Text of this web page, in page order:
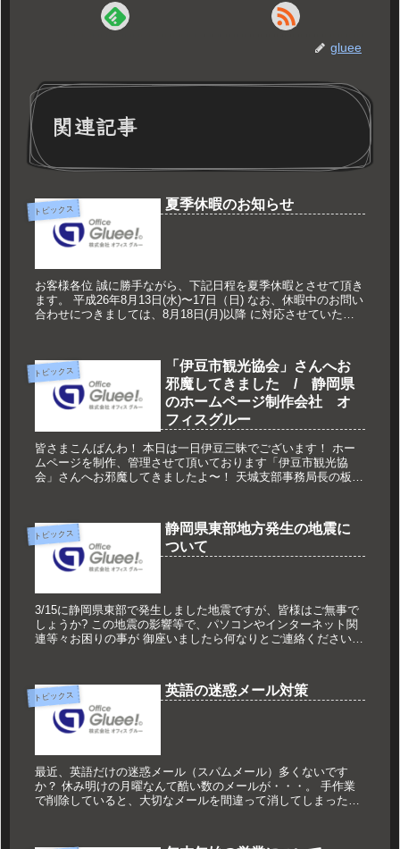
gluee
関連記事
トピックス 夏季休暇のお知らせ
お客様各位 誠に勝手ながら、下記日程を夏季休暇とさせて頂き
ます。 平成26年8月13日(水)〜17日（日) なお、休暇中のお問い
合わせにつきましては、8月18日(月)以降 に対応させていただ
トピックス
「伊豆市観光協会」さんへお
邪魔してきました / 静岡県
のホームページ制作会社 オ
フィスグルー
皆さまこんばんわ！ 本日は一日伊豆三昧でございます！ ホー
ムページを制作、管理させて頂いております「伊豆市観光協
会」さんへお邪魔してきましたよ〜！ 天城支部事務局長の板垣
トピックス
静岡県東部地方発生の地震に
ついて
3/15に静岡県東部で発生しました地震ですが、皆様はご無事で
しょうか? この地震の影響等で、パソコンやインターネット関
連等々お困りの事が 御座いましたら何なりとご連絡ください。
トピックス 英語の迷惑メール対策
最近、英語だけの迷惑メール（スパムメール）多くないです
か？ 休み明けの月曜なんて酷い数のメールが・・・。 手作業
で削除していると、大切なメールを間違って消してしまった！